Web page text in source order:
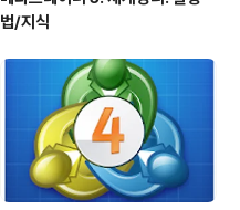
법/지식